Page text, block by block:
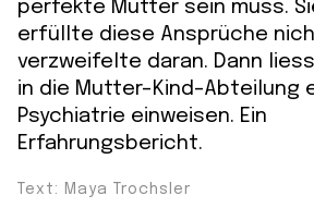
perfekte Mutter sein muss.
erfüllte diese Ansprüche
verzweifelte daran. Dann
in die Mutter-Kind-Abteilung
Psychiatrie einweisen. Ein
Erfahrungsbericht.
Text: Maya Trochsler